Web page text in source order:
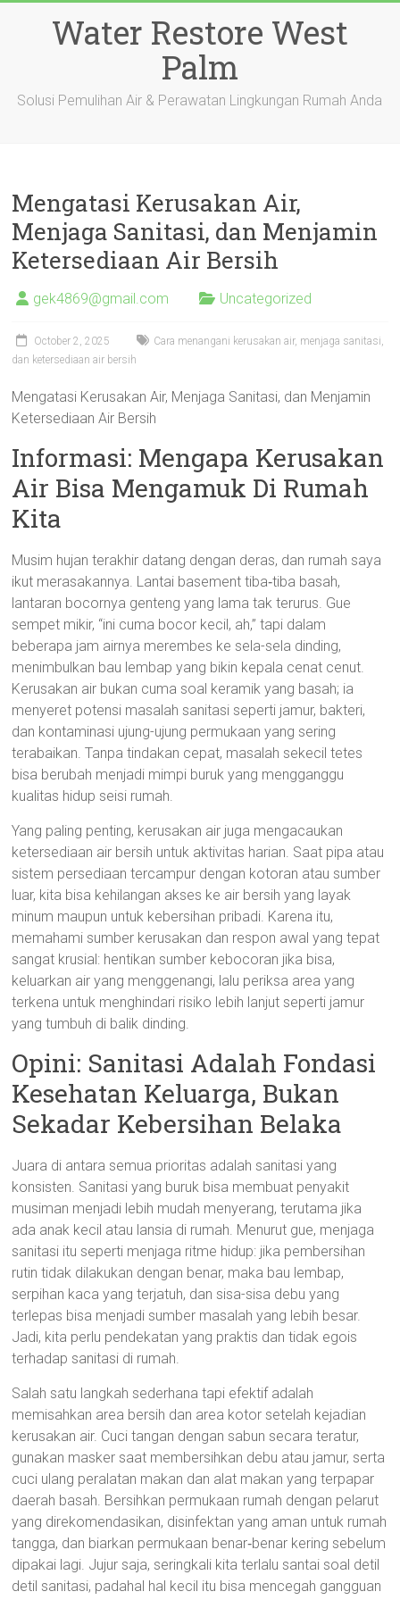
Water Restore West
Palm
Solusi Pemulihan Air & Perawatan Lingkungan Rumah Anda
Mengatasi Kerusakan Air,
Menjaga Sanitasi, dan Menjamin
Ketersediaan Air Bersih
gek4869@gmail.com Uncategorized
October 2, 2025
Cara menangani kerusakan air, menjaga sanitasi,
dan ketersediaan air bersih
Mengatasi Kerusakan Air, Menjaga Sanitasi, dan Menjamin
Ketersediaan Air Bersih
Informasi: Mengapa Kerusakan
Air Bisa Mengamuk Di Rumah
Kita
Musim hujan terakhir datang dengan deras, dan rumah saya
ikut merasakannya. Lantai basement tiba‑tiba basah,
lantaran bocornya genteng yang lama tak terurus. Gue
sempet mikir, “ini cuma bocor kecil, ah,” tapi dalam
beberapa jam airnya merembes ke sela-sela dinding,
menimbulkan bau lembap yang bikin kepala cenat cenut.
Kerusakan air bukan cuma soal keramik yang basah; ia
menyeret potensi masalah sanitasi seperti jamur, bakteri,
dan kontaminasi ujung-ujung permukaan yang sering
terabaikan. Tanpa tindakan cepat, masalah sekecil tetes
bisa berubah menjadi mimpi buruk yang mengganggu
kualitas hidup seisi rumah.
Yang paling penting, kerusakan air juga mengacaukan
ketersediaan air bersih untuk aktivitas harian. Saat pipa atau
sistem persediaan tercampur dengan kotoran atau sumber
luar, kita bisa kehilangan akses ke air bersih yang layak
minum maupun untuk kebersihan pribadi. Karena itu,
memahami sumber kerusakan dan respon awal yang tepat
sangat krusial: hentikan sumber kebocoran jika bisa,
keluarkan air yang menggenangi, lalu periksa area yang
terkena untuk menghindari risiko lebih lanjut seperti jamur
yang tumbuh di balik dinding.
Opini: Sanitasi Adalah Fondasi
Kesehatan Keluarga, Bukan
Sekadar Kebersihan Belaka
Juara di antara semua prioritas adalah sanitasi yang
konsisten. Sanitasi yang buruk bisa membuat penyakit
musiman menjadi lebih mudah menyerang, terutama jika
ada anak kecil atau lansia di rumah. Menurut gue, menjaga
sanitasi itu seperti menjaga ritme hidup: jika pembersihan
rutin tidak dilakukan dengan benar, maka bau lembap,
serpihan kaca yang terjatuh, dan sisa-sisa debu yang
terlepas bisa menjadi sumber masalah yang lebih besar.
Jadi, kita perlu pendekatan yang praktis dan tidak egois
terhadap sanitasi di rumah.
Salah satu langkah sederhana tapi efektif adalah
memisahkan area bersih dan area kotor setelah kejadian
kerusakan air. Cuci tangan dengan sabun secara teratur,
gunakan masker saat membersihkan debu atau jamur, serta
cuci ulang peralatan makan dan alat makan yang terpapar
daerah basah. Bersihkan permukaan rumah dengan pelarut
yang direkomendasikan, disinfektan yang aman untuk rumah
tangga, dan biarkan permukaan benar‑benar kering sebelum
dipakai lagi. Jujur saja, seringkali kita terlalu santai soal detil
detil sanitasi, padahal hal kecil itu bisa mencegah gangguan